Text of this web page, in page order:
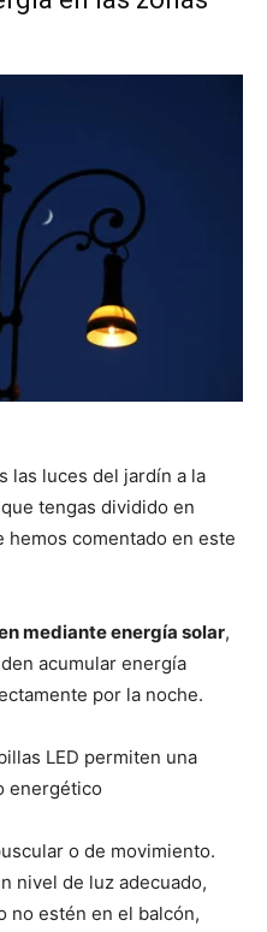
las luces del jardín a la
tengas dividido en
hemos comentado en este
mediante energía solar,
acumular energía
por la noche.
LED permiten una
energético
o de movimiento.
nivel de luz adecuado,
no estén en el balcón,